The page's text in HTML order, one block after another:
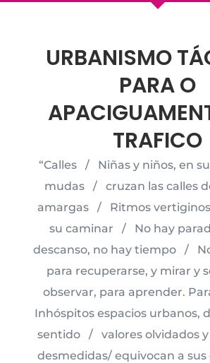
URBANISMO
PARA O
TRAFICO
“Calles / Niñas y niños, en
mudas / cruzan las calles
amargas / Ritmos
su caminar / No hay
descanso, no hay tiempo /
para recuperarse, y mirar y
observar, para aprender.
Inhóspitos espacios urbanos,
sentido / valores olvidados y
desmedidas/ equivocan a